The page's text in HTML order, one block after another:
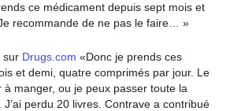
ce médicament depuis sept mois et
recommande de ne pas le faire… »
sur Drugs.com «Donc je prends ces
et demi, quatre comprimés par jour. Le
à manger, ou je peux passer toute la
perdu 20 livres. Contrave a contribué